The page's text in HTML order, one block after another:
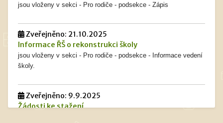
jsou vloženy v sekci - Pro rodiče - podsekce - Zápis
Zveřejněno: 21.10.2025
Informace ŘŠ o rekonstrukci školy
jsou vloženy v sekci - Pro rodiče - podsekce - Informace vedení
školy.
Zveřejněno: 9.9.2025
Žádosti ke stažení